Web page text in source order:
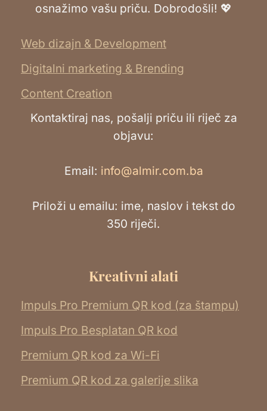
osnažimo vašu priču. Dobrodošli! 💖
Web dizajn & Development
Digitalni marketing & Brending
Content Creation
Kontaktiraj nas, pošalji priču ili riječ za
objavu:
Email: info@almir.com.ba
Priloži u emailu: ime, naslov i tekst do
350 riječi.
Kreativni alati
Impuls Pro Premium QR kod (za štampu)
Impuls Pro Besplatan QR kod
Premium QR kod za Wi-Fi
Premium QR kod za galerije slika